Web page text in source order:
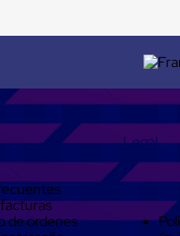
de ordenes
Legal